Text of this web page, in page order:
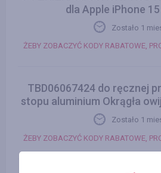
dla Apple iPhone
Zostało 1
ŻEBY ZOBACZYĆ KODY RABATOWE,
TBD06067424 do ręcznej
stopu aluminium Okrągła
Zostało 1
ŻEBY ZOBACZYĆ KODY RABATOWE,